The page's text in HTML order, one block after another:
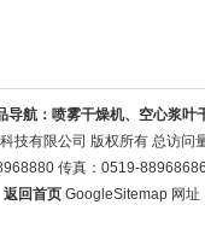
导航： 喷雾干燥机、空心浆叶
技有限公司 版权所有 总访问
传真：0519-
返回首页 GoogleSitemap 网